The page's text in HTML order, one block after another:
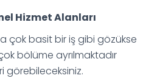
Hizmet Alanları
çok basit bir iş gibi gözükse
bölüme ayrılmaktadır
görebileceksiniz.